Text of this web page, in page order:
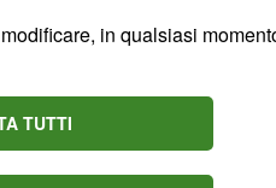
in qualsiasi
TUTTI